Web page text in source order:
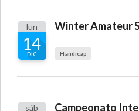
lun
14
DIC
Winter Amateur
Handicap
sáb